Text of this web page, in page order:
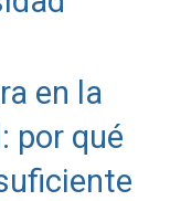
en la
por qué